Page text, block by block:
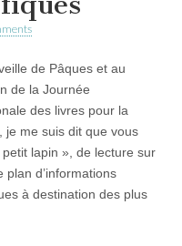
de Pâques et au
de la Journée
des livres pour la
je me suis dit que vous
lapin », de lecture sur
plan d’informations
à destination des plus